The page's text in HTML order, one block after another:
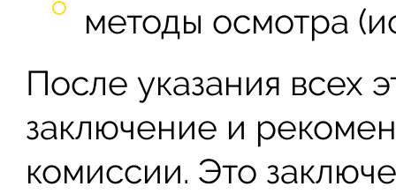
методы осмотра
После указания всех
заключение и
комиссии. Это